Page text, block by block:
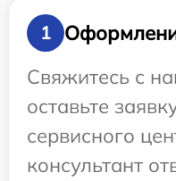
1
Свяжитесь с
оставьте
сервисного
консультант